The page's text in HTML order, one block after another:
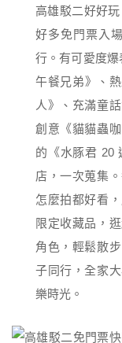
高雄駁二好好
好多免門票入
行。有可愛度
午餐兄弟》、
人》、充滿童
創意《貓貓蟲
的《水豚君 20
店，一次蒐集
怎麼拍都好看
限定收藏品，
角色，輕鬆散
子同行，全家
樂時光。